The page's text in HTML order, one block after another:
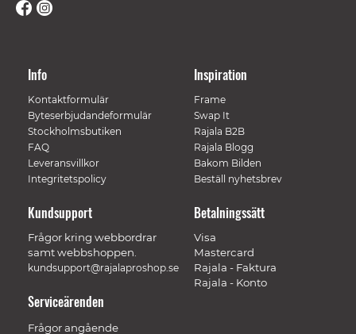
Info
Kontaktformulär
Byteserbjudandeformulär
Stockholmsbutiken
FAQ
Leveransvillkor
Integritetspolicy
Inspiration
Frame
Swap It
Rajala B2B
Rajala Blogg
Bakom Bilden
Beställ nyhetsbrev
Betalningssätt
Visa
Mastercard
Rajala - Faktura
Rajala - Konto
Kundsupport
Frågor kring webbordrar
samt webbshoppen.
kundsupport@rajalaproshop.se
Serviceärenden
Frågor angående